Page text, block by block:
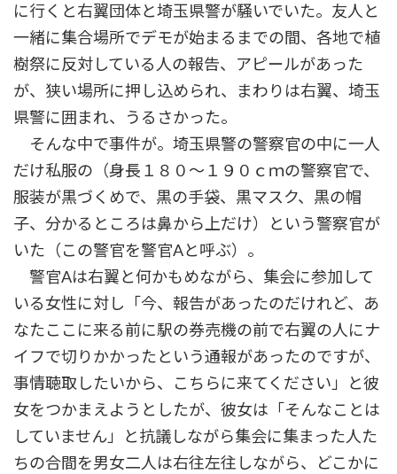
に行くと右翼団体と埼玉県警が騒いでいた。友人と
一緒に集合場所でデモが始まるまでの間、各地で植
樹祭に反対している人の報告、アピールがあった
が、狭い場所に押し込められ、まわりは右翼、埼玉
県警に囲まれ、うるさかった。
そんな中で事件が。埼玉県警の警察官の中に一人
だけ私服の（身長１８０～１９０ｃｍの警察官で、
服装が黒づくめで、黒の手袋、黒マスク、黒の帽
子、分かるところは鼻から上だけ）という警察官が
いた（この警官を警官Aと呼ぶ）。
警官Aは右翼と何かもめながら、集会に参加して
いる女性に対し「今、報告があったのだけれど、あ
なたここに来る前に駅の券売機の前で右翼の人にナ
イフで切りかかったという通報があったのですが、
事情聴取したいから、こちらに来てください」と彼
女をつかまえようとしたが、彼女は「そんなことは
していません」と抗議しながら集会に集まった人た
ちの合間を男女二人は右往左往しながら、どこかに